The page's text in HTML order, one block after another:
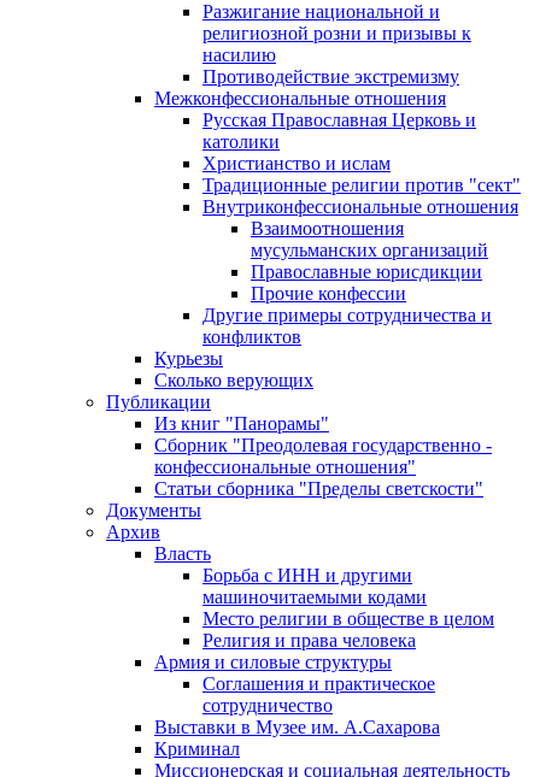
Разжигание национальной и
религиозной розни и призывы к
насилию
Противодействие экстремизму
Межконфессиональные отношения
Русская Православная Церковь и
католики
Христианство и ислам
Традиционные религии против "сект"
Внутриконфессиональные отношения
Взаимоотношения
мусульманских организаций
Православные юрисдикции
Прочие конфессии
Другие примеры сотрудничества и
конфликтов
Курьезы
Сколько верующих
Публикации
Из книг "Панорамы"
Сборник "Преодолевая государственно -
конфессиональные отношения"
Статьи сборника "Пределы светскости"
Документы
Архив
Власть
Борьба с ИНН и другими
машиночитаемыми кодами
Место религии в обществе в целом
Религия и права человека
Армия и силовые структуры
Соглашения и практическое
сотрудничество
Выставки в Музее им. А.Сахарова
Криминал
Миссионерская и социальная деятельность